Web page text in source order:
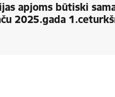
apjoms būtiski
2025.gada